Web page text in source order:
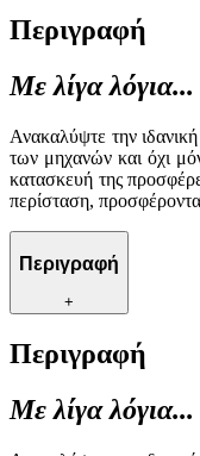
Περιγραφή
Με λίγα λόγια...
Ανακαλύψτε την
των μηχανών και όχι
κατασκευή της
περίσταση,
Περιγραφή
+
Περιγραφή
Με λίγα λόγια...